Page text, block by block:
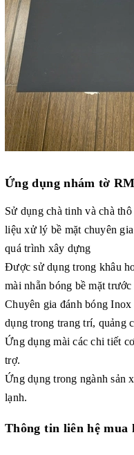
Ứng dụngnhám tờ
Sử dụng chà tinh và chà
liệu xử lý bề mặt chuyên
quá trình xây dựng
Được sử dụng trong khâu
mài nhẵn bóng bề mặt
Chuyên gia đánh bóng
dụng trong trang trí, quảng
Ứng dụng mài các chi tiết
trợ.
Ứng dụng trong ngành sản
lạnh.
Thông tin liên hệ mua